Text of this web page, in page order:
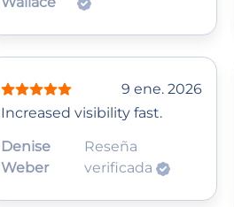
9 ene. 2026
Increased visibility fast.
Denise
Weber
Reseña
verificada